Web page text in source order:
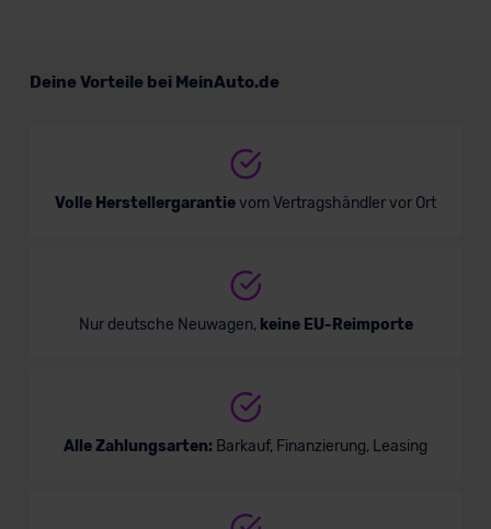
Deine Vorteile bei MeinAuto.de
Volle Herstellergarantievom Vertragshändler vor Ort
Nur deutsche Neuwagen, keine EU-Reimporte
Alle Zahlungsarten: Barkauf, Finanzierung, Leasing